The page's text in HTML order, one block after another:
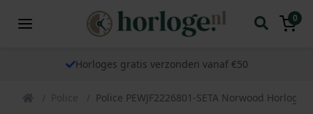
0
Horloges gratis verzonden vanaf €50
Police Police PEWJF2226801-SETA Norwood Horloge